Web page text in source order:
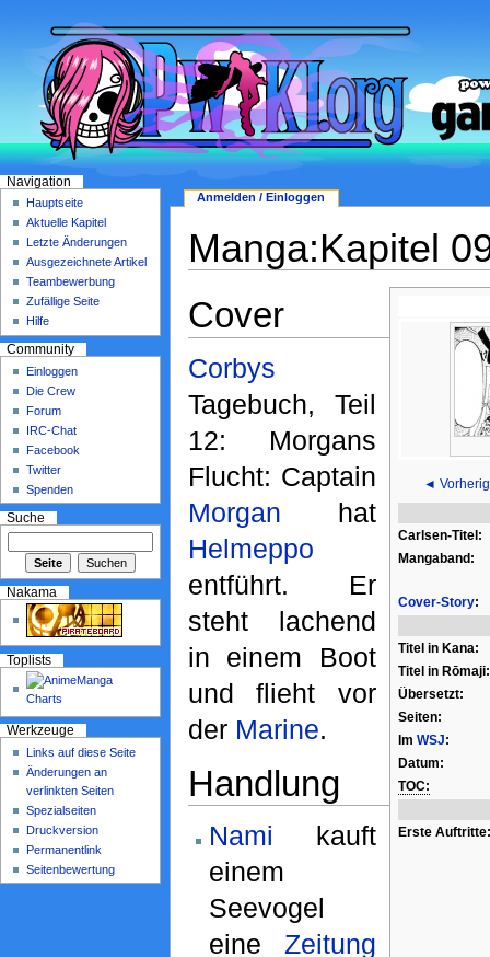
Manga:Kapitel
◄
Carlsen-Titel:
Mangaband:
Cover-Story:
Titel in Kana:
Titel in Rōmaji:
Übersetzt:
Seiten:
Im WSJ:
Datum:
TOC:
Erste Auftritte:
Cover
Corbys
Tagebuch, Teil
12: Morgans
Flucht: Captain
Morgan hat
Helmeppo
entführt. Er
steht lachend
in einem Boot
und flieht vor
der Marine.
Handlung
Nami kauft
einem
Seevogel
eine Zeitung
Anmelden / Einloggen
Navigation
Hauptseite
Aktuelle Kapitel
Letzte Änderungen
Ausgezeichnete Artikel
Teambewerbung
Zufällige Seite
Hilfe
Community
Einloggen
Die Crew
Forum
IRC-Chat
Facebook
Twitter
Spenden
Suche
Nakama
Toplists
Werkzeuge
Links auf diese Seite
Änderungen an
verlinkten Seiten
Spezialseiten
Druckversion
Permanentlink
Seitenbewertung